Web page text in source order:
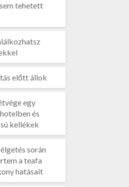
tehetett
előtt állok
egy
és
kellékek
során
a teafa
hatásait